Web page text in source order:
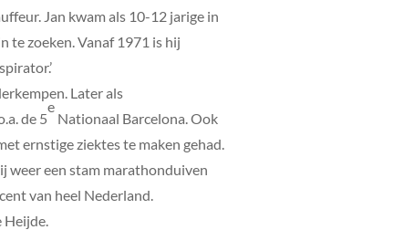
Jan kwam als 10-12 jarige in
te zoeken. Vanaf 1971 is hij
Later als
de 5
e
Nationaal Barcelona. Ook
ernstige ziektes te maken gehad.
weer een stam marathonduiven
van heel Nederland.
Heijde.